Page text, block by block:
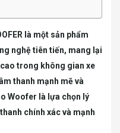
là một sản phẩm
nghệ tiên tiến, mang lại
trong không gian xe
thanh mạnh mẽ và
Woofer là lựa chọn lý
chính xác và mạnh